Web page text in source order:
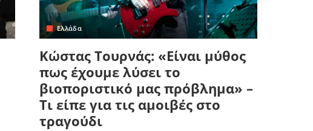
Ελλάδα
Κώστας Τουρνάς: «Είναι μύθος
πως έχουμε λύσει το
βιοποριστικό μας πρόβλημα» –
Τι είπε για τις αμοιβές στο
τραγούδι